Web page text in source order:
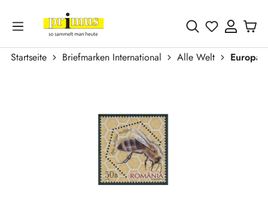
Zum Hauptinhalt springen
Du hast 0
Startseite Briefmarken International Alle Welt
Europa